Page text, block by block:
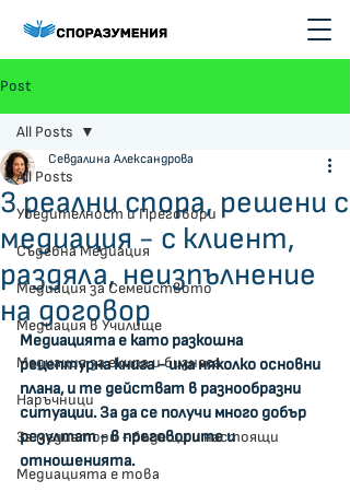
Post
All Posts
Убедителност и Преговори
Съдебна Медиация
Медиация за Семейството
Медиация в Училище
Медиация за екипа и бизнеса
Наръчници
За медиатори - бъдещи и настоящи
Медиацията е това
All Posts
3 реални спора, решени с
медиация - с клиент,
раздяла, неизпълнение
на договор
Севдалина Александрова
Медиацията е като разкошна
рецептурна книга - има няколко основни
плана, и те действат в разнообразни
ситуации. За да се получи много добър
резултат - в преговорите и
отношенията.